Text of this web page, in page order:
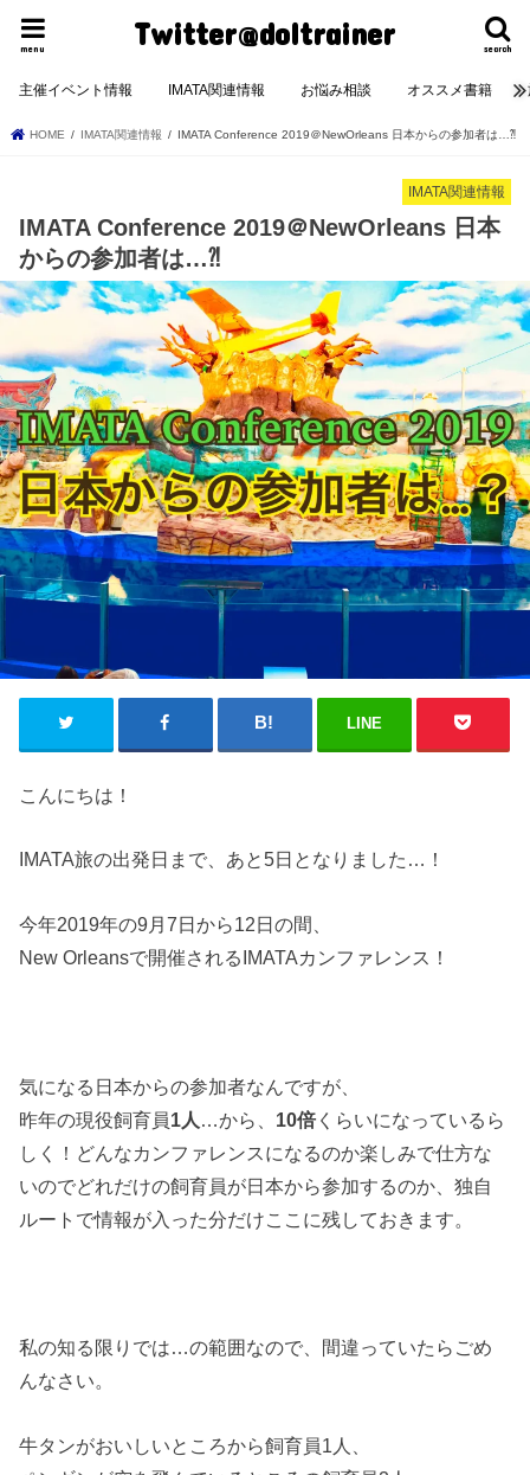
Twitter@doltrainer search
menu
主催イベント情報 IMATA関連情報 お悩み相談 オススメ書籍
HOME IMATA関連情報 IMATA Conference 2019＠NewOrleans 日本からの参加者は…⁈
IMATA関連情報
IMATA Conference 2019＠NewOrleans 日本
からの参加者は…⁈
LINE
こんにちは！
IMATA旅の出発日まで、あと5日となりました…！
今年2019年の9月7日から12日の間、
New Orleansで開催されるIMATAカンファレンス！
気になる日本からの参加者なんですが、
昨年の現役飼育員1人 …から、 10倍くらいになっているら
しく！どんなカンファレンスになるのか楽しみで仕方な
いのでどれだけの飼育員が日本から参加するのか、独自
ルートで情報が入った分だけここに残しておきます。
私の知る限りでは…の範囲なので、間違っていたらごめ
んなさい。
牛タンがおいしいところから飼育員1人、